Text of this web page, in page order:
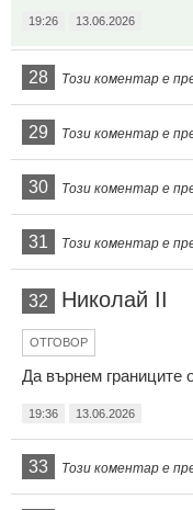
19:26 13.06.2026
28 Този коментар е
29 Този коментар е
30 Този коментар е
31 Този коментар е
32 Николай II
ОТГОВОР
Да върнем границите
19:36 13.06.2026
33 Този коментар е